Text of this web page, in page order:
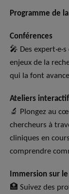
Programme de
Conférences
🎤 Des
enjeux de la
qui la font
Ateliers
🔬 Plongez au
chercheurs à
cliniques en
comprendre
Immersion sur
🏥 Suivez des